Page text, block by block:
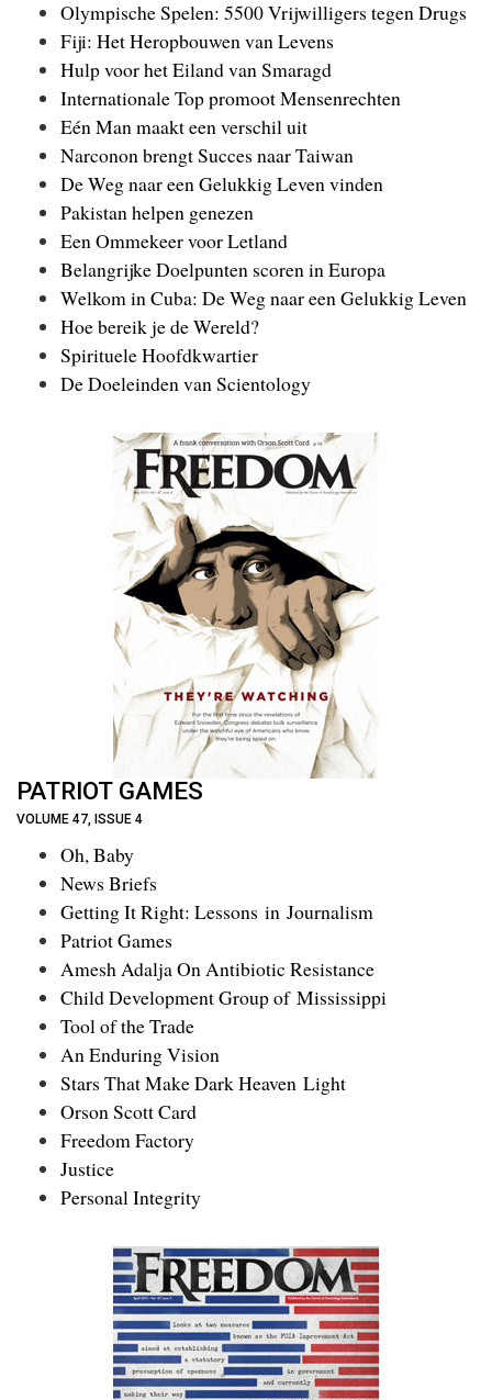
Olympische Spelen: 5500 Vrijwilligers tegen Drugs
Fiji: Het Heropbouwen van Levens
Hulp voor het Eiland van Smaragd
Internationale Top promoot Mensenrechten
Eén Man maakt een verschil uit
Narconon brengt Succes naar Taiwan
De Weg naar een Gelukkig Leven vinden
Pakistan helpen genezen
Een Ommekeer voor Letland
Belangrijke Doelpunten scoren in Europa
Welkom in Cuba: De Weg naar een Gelukkig Leven
Hoe bereik je de Wereld?
Spirituele Hoofdkwartier
De Doeleinden van Scientology
PATRIOT GAMES
VOLUME 47, ISSUE 4
Oh, Baby
News Briefs
Getting It Right: Lessons in Journalism
Patriot Games
Amesh Adalja On Antibiotic Resistance
Child Development Group of Mississippi
Tool of the Trade
An Enduring Vision
Stars That Make Dark Heaven Light
Orson Scott Card
Freedom Factory
Justice
Personal Integrity